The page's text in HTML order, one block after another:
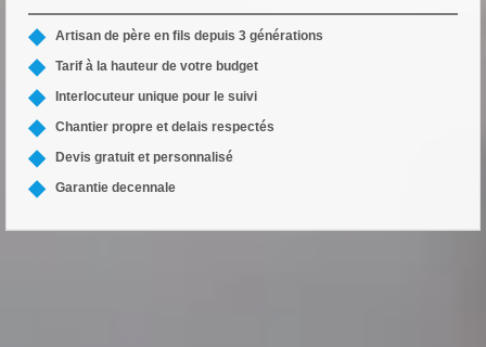
Artisan de père en fils depuis 3 générations
Tarif à la hauteur de votre budget
Interlocuteur unique pour le suivi
Chantier propre et delais respectés
Devis gratuit et personnalisé
Garantie decennale